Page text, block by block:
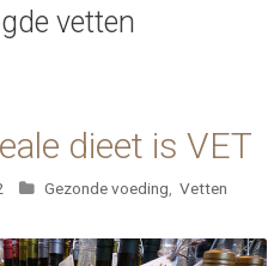
vetten
dieet is VET
Categorieën
Gezonde voeding, Vetten